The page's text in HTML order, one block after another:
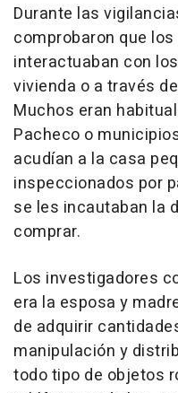
Durante las
comprobaron que
interactuaban con
vivienda o a través
Muchos eran
Pacheco o
acudían a la casa
inspeccionados por
se les incautaban la
comprar.
Los investigadores
era la esposa y
de adquirir
manipulación y
todo tipo de objetos